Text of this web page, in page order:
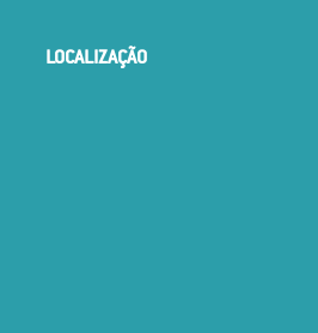
LOCALIZAÇÃO